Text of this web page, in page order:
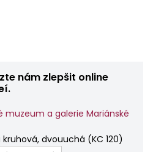
nám zlepšit online
a galerie Mariánské
dvouuchá (KC 120)